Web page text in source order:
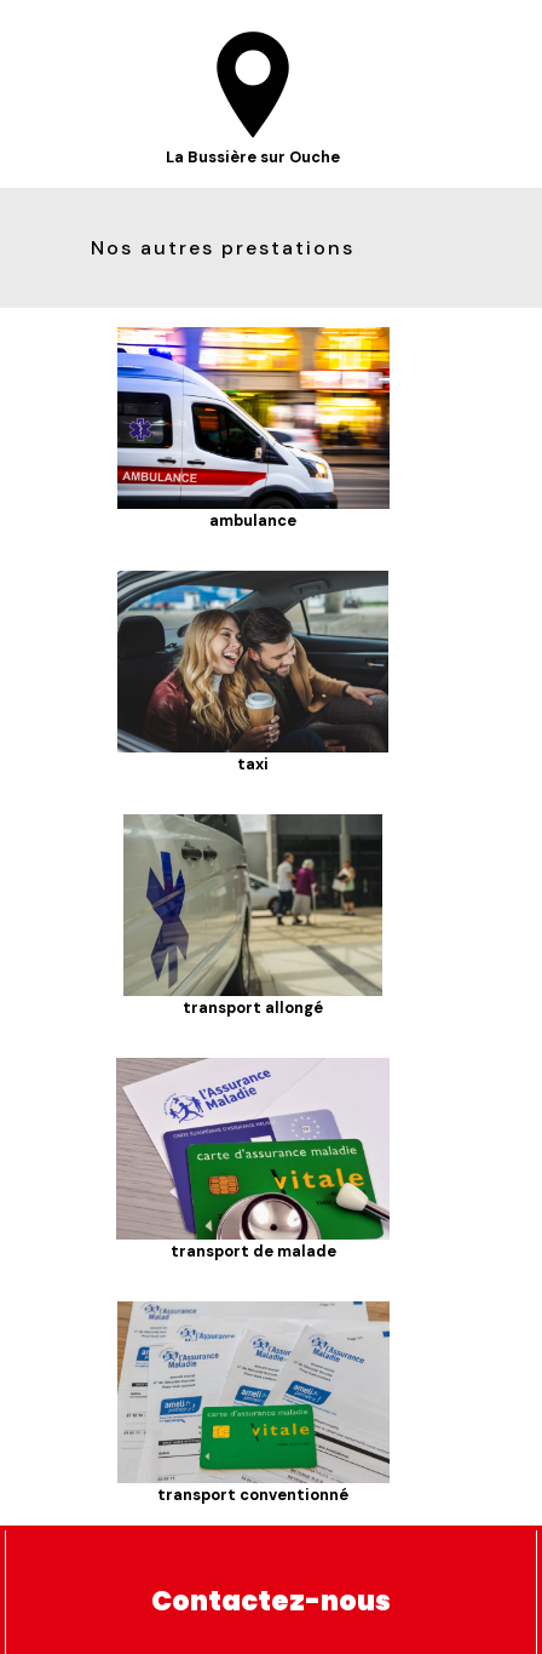
La Bussière sur Ouche
Nos autres prestations
ambulance
taxi
transport allongé
transport de malade
transport conventionné
Contactez-nous